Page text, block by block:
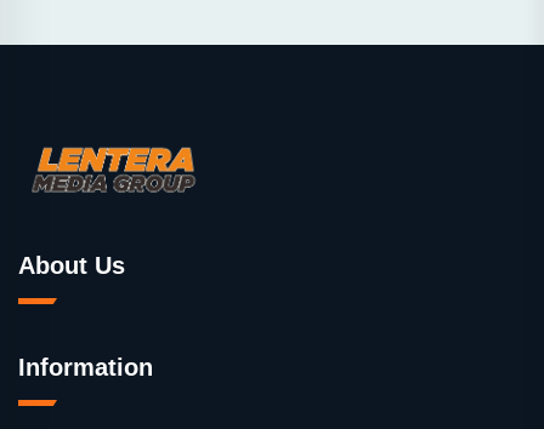
About Us
Information